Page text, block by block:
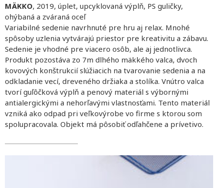
MÄKKO, 2019, úplet, upcyklovaná výplň, PS guličky,
ohýbaná a zváraná oceľ
Variabilné sedenie navrhnuté pre hru aj relax. Mnohé
spôsoby uzlenia vytvárajú priestor pre kreativitu a zábavu.
Sedenie je vhodné pre viacero osôb, ale aj jednotlivca.
Produkt pozostáva zo 7m dlhého mäkkého valca, dvoch
kovových konštrukcií slúžiacich na tvarovanie sedenia a na
odkladanie vecí, dreveného držiaka a stolíka. Vnútro valca
tvorí guľôčková výplň a penový materiál s výbornými
antialergickými a nehorľavými vlastnosťami. Tento materiál
vzniká ako odpad pri veľkovýrobe vo firme s ktorou som
spolupracovala. Objekt má pôsobiť odľahčene a prívetivo.